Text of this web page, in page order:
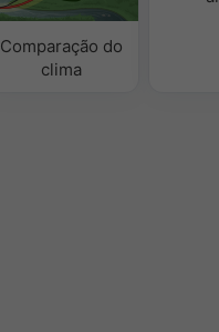
Comparação do
clima